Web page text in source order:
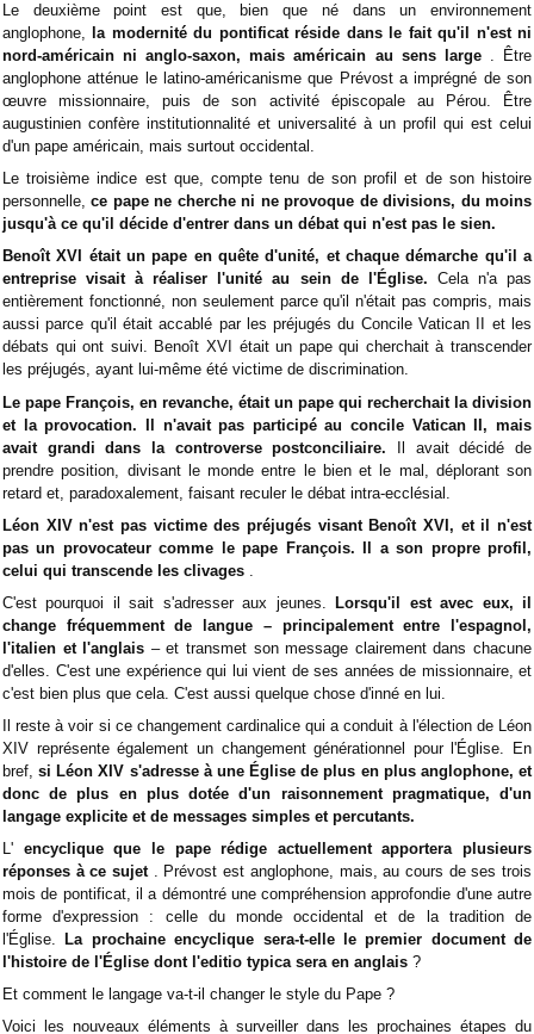
Le deuxième point est que, bien que né dans un environnement
anglophone,
la modernité du pontificat réside dans le fait qu'il n'est ni
nord-américain ni anglo-saxon, mais américain au sens large. Être
anglophone atténue le latino-américanisme que Prévost a imprégné de son
œuvre missionnaire, puis de son activité épiscopale au Pérou. Être
augustinien confère institutionnalité et universalité à un profil qui est celui
d'un pape américain, mais surtout occidental.
Le troisième indice est que, compte tenu de son profil et de son histoire
personnelle,ce pape ne cherche ni ne provoque de divisions, du moins
jusqu'à ce qu'il décide d'entrer dans un débat qui n'est pas le sien.
Benoît XVI était un pape en quête d'unité, et chaque démarche qu'il a
entreprise visait à réaliser l'unité au sein de l'Église. Cela n'a pas
entièrement fonctionné, non seulement parce qu'il n'était pas compris, mais
aussi parce qu'il était accablé par les préjugés du Concile Vatican II et les
débats qui ont suivi. Benoît XVI était un pape qui cherchait à transcender
les préjugés, ayant lui-même été victime de discrimination.
Le pape François, en revanche, était un pape qui recherchait la division
et la provocation. Il n'avait pas participé au concile Vatican II, mais
avait grandi dans la controverse postconciliaire. Il avait décidé de
prendre position, divisant le monde entre le bien et le mal, déplorant son
retard et, paradoxalement, faisant reculer le débat intra-ecclésial.
Léon XIV n'est pas victime des préjugés visant Benoît XVI, et il n'est
pas un provocateur comme le pape François. Il a son propre profil,
celui qui transcende les clivages
C'est pourquoi il sait s'adresser aux jeunes.
Lorsqu'il est avec eux, il
change fréquemment de langue – principalement entre l'espagnol,
l'italien et l'anglais – et transmet son message clairement dans chacune
d'elles. C'est une expérience qui lui vient de ses années de missionnaire, et
c'est bien plus que cela. C'est aussi quelque chose d'inné en lui.
Il reste à voir si ce changement cardinalice qui a conduit à l'élection de Léon
XIV représente également un changement générationnel pour l'Église. En
bref,si Léon XIV s'adresse à une Église de plus en plus anglophone, et
donc de plus en plus dotée d'un raisonnement pragmatique, d'un
langage explicite et de messages simples et percutants.
L' encyclique que le pape rédige actuellement apportera plusieurs
réponses à ce sujet. Prévost est anglophone, mais, au cours de ses trois
mois de pontificat, il a démontré une compréhension approfondie d'une autre
forme d'expression : celle du monde occidental et de la tradition de
l'Église.
La prochaine encyclique sera-t-elle le premier document de
l'histoire de l'Église dont l'editio typica sera en anglais ?
Et comment le langage va-t-il changer le style du Pape ?
Voici les nouveaux éléments à surveiller dans les prochaines étapes du